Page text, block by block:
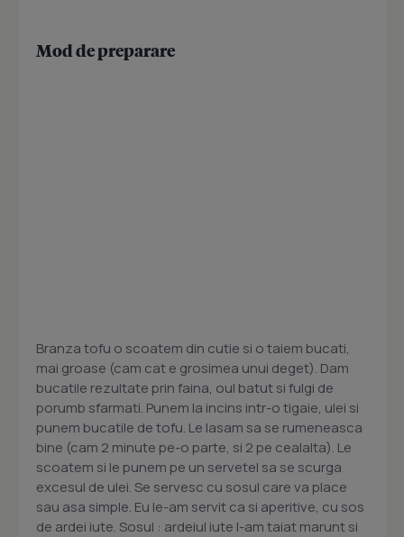
Mod de preparare
Branza tofu o scoatem din cutie si o taiem bucati,
mai groase (cam cat e grosimea unui deget). Dam
bucatile rezultate prin faina, oul batut si fulgi de
porumb sfarmati. Punem la incins intr-o tigaie, ulei si
punem bucatile de tofu. Le lasam sa se rumeneasca
bine (cam 2 minute pe-o parte, si 2 pe cealalta). Le
scoatem si le punem pe un servetel sa se scurga
excesul de ulei. Se servesc cu sosul care va place
sau asa simple. Eu le-am servit ca si aperitive, cu sos
de ardei iute. Sosul : ardeiul iute l-am taiat marunt si